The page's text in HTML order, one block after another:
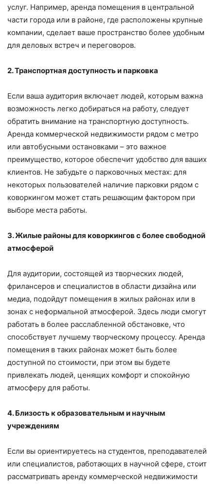
услуг. Например, аренда помещения в центральной
части города или в районе, где расположены крупные
компании, сделает ваше пространство более удобным
для деловых встреч и переговоров.
2. Транспортная доступность и парковка
Если ваша аудитория включает людей, которым важна
возможность легко добираться на работу, следует
обратить внимание на транспортную доступность.
Аренда коммерческой недвижимости рядом с метро
или автобусными остановками – это важное
преимущество, которое обеспечит удобство для ваших
клиентов. Не забудьте о парковочных местах: для
некоторых пользователей наличие парковки рядом с
коворкингом может стать решающим фактором при
выборе места работы.
3. Жилые районы для коворкингов с более свободной
атмосферой
Для аудитории, состоящей из творческих людей,
фрилансеров и специалистов в области дизайна или
медиа, подойдут помещения в жилых районах или в
зонах с неформальной атмосферой. Здесь люди смогут
работать в более расслабленной обстановке, что
способствует лучшему творческому процессу. Аренда
помещения в таких районах может быть более
доступной по стоимости, при этом вы будете
привлекать людей, ценящих комфорт и спокойную
атмосферу для работы.
4. Близость к образовательным и научным
учреждениям
Если вы ориентируетесь на студентов, преподавателей
или специалистов, работающих в научной сфере, стоит
рассматривать аренду коммерческой недвижимости